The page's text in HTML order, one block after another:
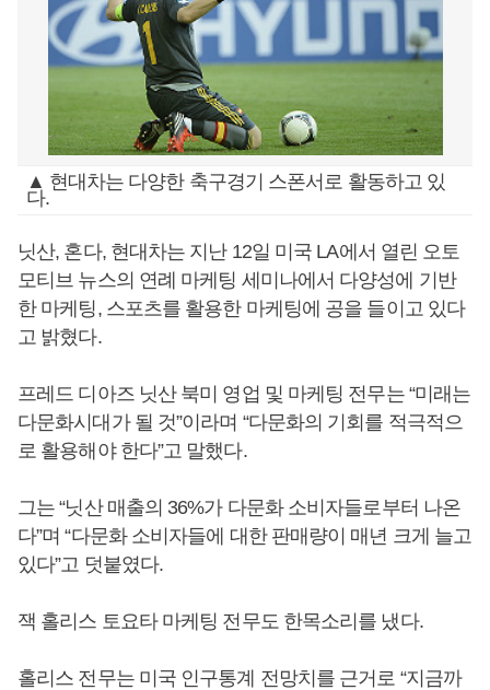
▲ 현대차는 다양한 축구경기 스폰서로 활동하고 있
다.
닛산, 혼다, 현대차는 지난 12일 미국 LA에서 열린 오토
모티브 뉴스의 연례 마케팅 세미나에서 다양성에 기반
한 마케팅, 스포츠를 활용한 마케팅에 공을 들이고 있다
고 밝혔다.
프레드 디아즈 닛산 북미 영업 및 마케팅 전무는 “미래는
다문화시대가 될 것”이라며 “다문화의 기회를 적극적으
로 활용해야 한다”고 말했다.
그는 “닛산 매출의 36%가 다문화 소비자들로부터 나온
다”며 “다문화 소비자들에 대한 판매량이 매년 크게 늘고
있다”고 덧붙였다.
잭 홀리스 토요타 마케팅 전무도 한목소리를 냈다.
홀리스 전무는 미국 인구통계 전망치를 근거로 “지금까